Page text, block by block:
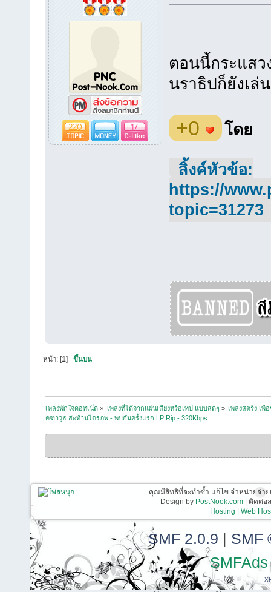
220 17
ตอนนี้กระแส
นราธิปก็ยังเล่
+0 โดย
ลิ้งค์หัวข้อ:
https://
topic=31273
หน้า: [1]ขึ้นบน
เพลงพักใจดอทเน็ต » เพลงที่ได้จากแผ่นเสียงหรือเทป แบบสดๆ » เพลงสตริง เพื่
คฑาวุธ สะท้านไตรภพ - พบกันครั้งแรก LP Rip - 320Kbps
คุณมีสิทธิที่จะทำซ้ำ แก้ไข จำหน่ายจ่า
Design by PostNook.com| ติดต่อส
Hosting | Web
SMF 2.0.9 | SMF
SMFAds